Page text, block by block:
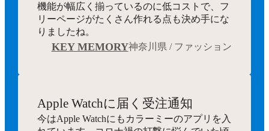
機能が幅広く揃っているのに低コストで、フ
リーページがたくさん作れる点も決め手にな
りましたね。
KEY MEMORY神奈川県 / ファッション
Apple Watchに届く受注通知
今はApple Watchにもカラーミーのアプリを入